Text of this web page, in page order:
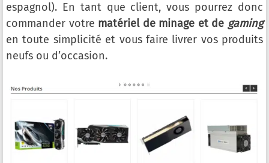
espagnol). En tant que client, vous pourrez donc
commander votre matériel de minage et de gaming
en toute simplicité et vous faire livrer vos produits
neufs ou d’occasion.